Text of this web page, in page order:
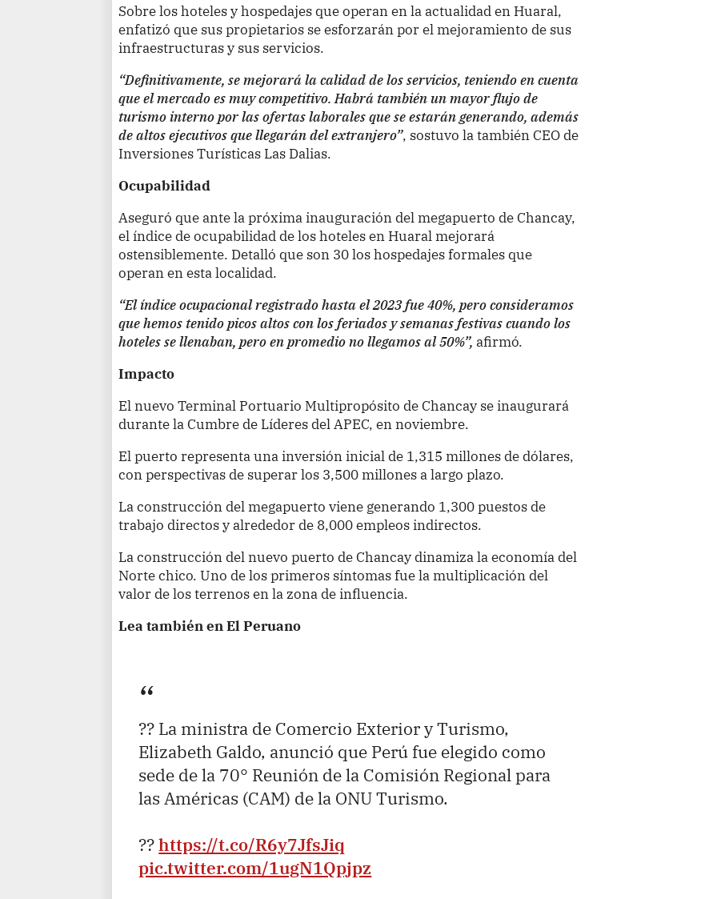
Sobre los hoteles y hospedajes que operan en la actualidad en Huaral,
enfatizó que sus propietarios se esforzarán por el mejoramiento de sus
infraestructuras y sus servicios.
“Definitivamente, se mejorará la calidad de los servicios, teniendo en cuenta
que el mercado es muy competitivo. Habrá también un mayor flujo de
turismo interno por las ofertas laborales que se estarán generando, además
de altos ejecutivos que llegarán del extranjero”, sostuvo la también CEO de
Inversiones Turísticas Las Dalias.
Ocupabilidad
Aseguró que ante la próxima inauguración del megapuerto de Chancay,
el índice de ocupabilidad de los hoteles en Huaral mejorará
ostensiblemente. Detalló que son 30 los hospedajes formales que
operan en esta localidad.
“El índice ocupacional registrado hasta el 2023 fue 40%, pero consideramos
que hemos tenido picos altos con los feriados y semanas festivas cuando los
hoteles se llenaban, pero en promedio no llegamos al 50%”, afirmó.
Impacto
El nuevo Terminal Portuario Multipropósito de Chancay se inaugurará
durante la Cumbre de Líderes del APEC, en noviembre.
El puerto representa una inversión inicial de 1,315 millones de dólares,
con perspectivas de superar los 3,500 millones a largo plazo.
La construcción del megapuerto viene generando 1,300 puestos de
trabajo directos y alrededor de 8,000 empleos indirectos.
La construcción del nuevo puerto de Chancay dinamiza la economía del
Norte chico. Uno de los primeros síntomas fue la multiplicación del
valor de los terrenos en la zona de influencia.
Lea también en El Peruano
?? La ministra de Comercio Exterior y Turismo,
Elizabeth Galdo, anunció que Perú fue elegido como
sede de la 70° Reunión de la Comisión Regional para
las Américas (CAM) de la ONU Turismo.
??https://t.co/R6y7JfsJiq
pic.twitter.com/1ugN1Qpjpz